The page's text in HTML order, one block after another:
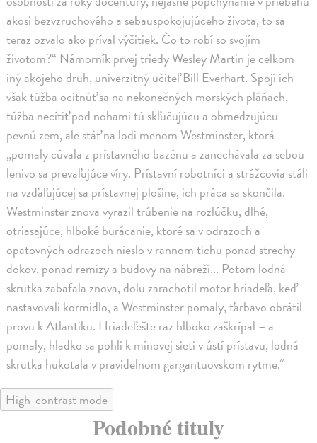
akosi bezvzruchového a sebauspokojujúceho života, to sa
teraz ozvalo ako príval výčitiek. Čo to robí so svojím
životom?“ Námorník prvej triedy Wesley Martin je celkom
iný akojeho druh, univerzitný učiteľ Bill Everhart. Spojí ich
však túžba ocitnúť sa na nekonečných morských pláňach,
túžba necítiť pod nohami tú skľučujúcu a obmedzujúcu
pevnú zem, ale stáť na lodi menom Westminster, ktorá
„pomaly cúvala z prístavného bazénu a zanechávala za sebou
lenivo sa prevaľujúce víry. Prístavní robotníci a strážcovia stáli
na vzďaľujúcej sa prístavnej plošine, ich práca sa skončila.
Westminster znova vyrazil trúbenie na rozlúčku, dlhé,
otriasajúce, hlboké burácanie, ktoré sa v odrazoch a
opätovných odrazoch nieslo v rannom tichu ponad strechy
dokov, ponad remízy a budovy na nábreží... Potom lodná
skrutka zabafala znova, dolu zarachotil motor hriadeľa, keď
nastavovali kormidlo, a Westminster pomaly, ťarbavo obrátil
provu k Atlantiku. Hriadeľešte raz hlboko zaškrípal – a
pomaly, hladko sa pohli k mínovej sieti v ústí prístavu, lodná
skrutka hukotala v pravidelnom gargantuovskom rytme.“
High-contrast mode
Podobné tituly